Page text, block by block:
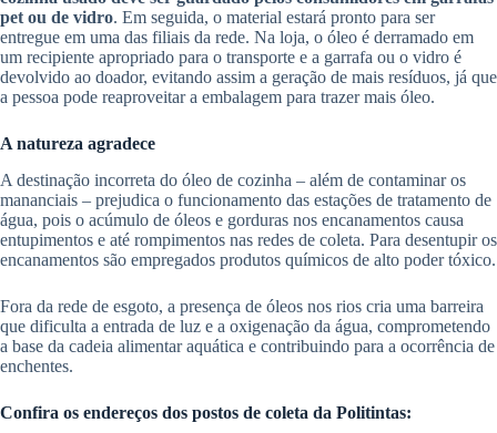
pet ou de vidro. Em seguida, o material estará pronto para ser
entregue em uma das filiais da rede. Na loja, o óleo é derramado em
um recipiente apropriado para o transporte e a garrafa ou o vidro é
devolvido ao doador, evitando assim a geração de mais resíduos, já que
a pessoa pode reaproveitar a embalagem para trazer mais óleo.
A natureza agradece
A destinação incorreta do óleo de cozinha – além de contaminar os
mananciais – prejudica o funcionamento das estações de tratamento de
água, pois o acúmulo de óleos e gorduras nos encanamentos causa
entupimentos e até rompimentos nas redes de coleta. Para desentupir os
encanamentos são empregados produtos químicos de alto poder tóxico.
Fora da rede de esgoto, a presença de óleos nos rios cria uma barreira
que dificulta a entrada de luz e a oxigenação da água, comprometendo
a base da cadeia alimentar aquática e contribuindo para a ocorrência de
enchentes.
Confira os endereços dos postos de coleta da Politintas: